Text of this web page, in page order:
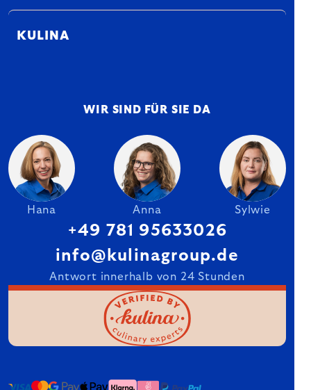
KULINA
WIR SIND FÜR SIE DA
Hana Anna Sylwie
+49 781 95633026
info@kulinagroup.de
Antwort innerhalb von 24 Stunden